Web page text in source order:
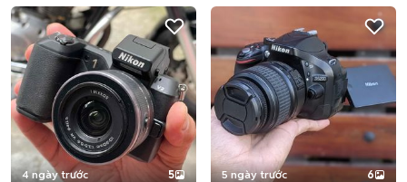
4 ngày trước 5 5 ngày trước 6